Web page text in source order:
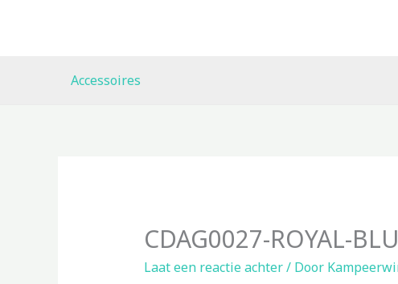
Accessoires
CDAG0027-ROYAL-
Laat een reactie achter/ Door